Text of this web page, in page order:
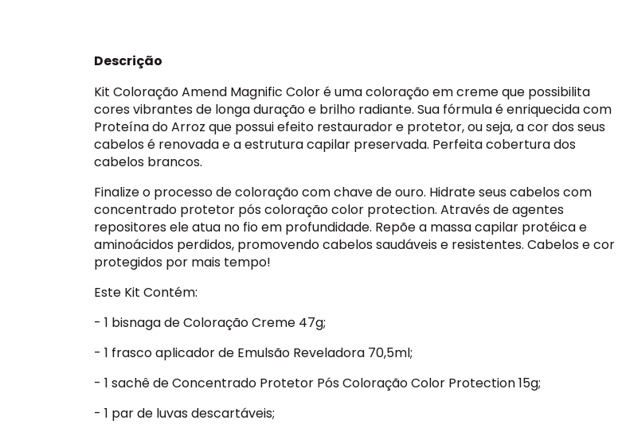
Descrição
Kit Coloração Amend Magnific Color é uma coloração em creme que possibilita
cores vibrantes de longa duração e brilho radiante. Sua fórmula é enriquecida com
Proteína do Arroz que possui efeito restaurador e protetor, ou seja, a cor dos seus
cabelos é renovada e a estrutura capilar preservada. Perfeita cobertura dos
cabelos brancos.
Finalize o processo de coloração com chave de ouro. Hidrate seus cabelos com
concentrado protetor pós coloração color protection. Através de agentes
repositores ele atua no fio em profundidade. Repõe a massa capilar protéica e
aminoácidos perdidos, promovendo cabelos saudáveis e resistentes. Cabelos e cor
protegidos por mais tempo!
Este Kit Contém:
- 1 bisnaga de Coloração Creme 47g;
- 1 frasco aplicador de Emulsão Reveladora 70,5ml;
- 1 sachê de Concentrado Protetor Pós Coloração Color Protection 15g;
- 1 par de luvas descartáveis;